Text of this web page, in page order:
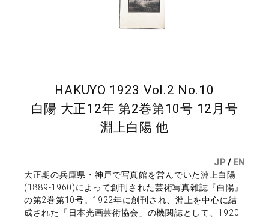
HAKUYO 1923 Vol.2 No.10
白陽 大正12年 第2巻第10号 12月号
淵上白陽 他
JP / EN
大正期の兵庫県・神戸で写真館を営んでいた淵上白陽
(1889-1960)によって創刊された芸術写真雑誌『白陽』
の第2巻第10号。1922年に創刊され、淵上を中心に結
成された「日本光画芸術協会」の機関誌として、1920